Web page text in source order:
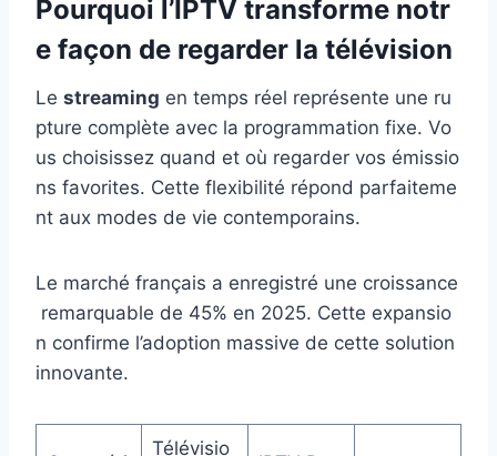
Pourquoi l’IPTV transforme notr
e façon de regarder la télévision
Le streaming en temps réel représente une ru
pture complète avec la programmation fixe. Vo
us choisissez quand et où regarder vos émissio
ns favorites. Cette flexibilité répond parfaiteme
nt aux modes de vie contemporains.
Le marché français a enregistré une croissance
remarquable de 45% en 2025. Cette expansio
n confirme l’adoption massive de cette solution
innovante.
Télévisio